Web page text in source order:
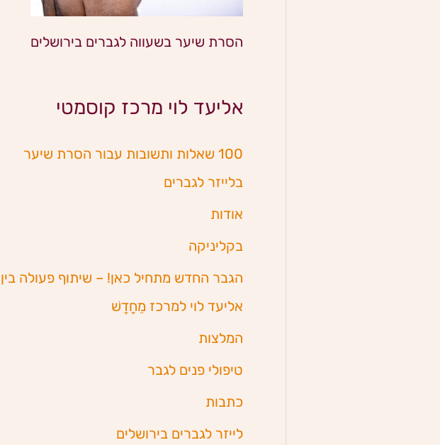
הסרת שיער בשעווה לגברים בירושלים
אליעד לוי מרכז קוסמטי
100 שאלות ותשובות עבור הסרת שיער
בלייזר לגברים
אודות
בקליניקה
הגבר החדש מתחיל כאן! – שיתוף פעולה בין
אליעד לוי למרכז מֵחָדָשׁ
המלצות
טיפולי פנים לגבר
כתבות
לייזר לגברים בירושלים